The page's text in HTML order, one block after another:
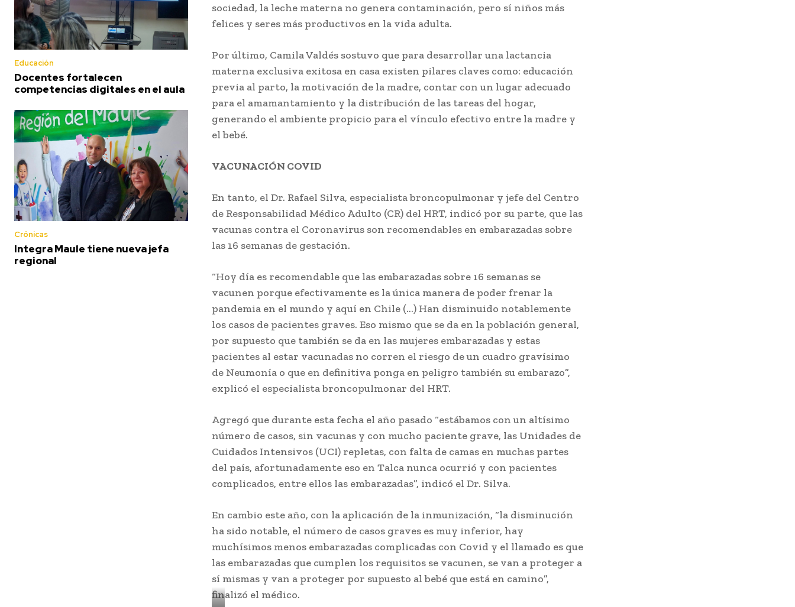
Educación
Docentes fortalecen
competencias digitales en el aula
Crónicas
Integra Maule tiene nueva jefa
regional
sociedad, la leche materna no genera contaminación, pero sí niños más
felices y seres más productivos en la vida adulta.
Por último, Camila Valdés sostuvo que para desarrollar una lactancia
materna exclusiva exitosa en casa existen pilares claves como: educación
previa al parto, la motivación de la madre, contar con un lugar adecuado
para el amamantamiento y la distribución de las tareas del hogar,
generando el ambiente propicio para el vínculo efectivo entre la madre y
el bebé.
VACUNACIÓN COVID
En tanto, el Dr. Rafael Silva, especialista broncopulmonar y jefe del Centro
de Responsabilidad Médico Adulto (CR) del HRT, indicó por su parte, que las
vacunas contra el Coronavirus son recomendables en embarazadas sobre
las 16 semanas de gestación.
“Hoy día es recomendable que las embarazadas sobre 16 semanas se
vacunen porque efectivamente es la única manera de poder frenar la
pandemia en el mundo y aquí en Chile (…) Han disminuido notablemente
los casos de pacientes graves. Eso mismo que se da en la población general,
por supuesto que también se da en las mujeres embarazadas y estas
pacientes al estar vacunadas no corren el riesgo de un cuadro gravísimo
de Neumonía o que en definitiva ponga en peligro también su embarazo”,
explicó el especialista broncopulmonar del HRT.
Agregó que durante esta fecha el año pasado “estábamos con un altísimo
número de casos, sin vacunas y con mucho paciente grave, las Unidades de
Cuidados Intensivos (UCI) repletas, con falta de camas en muchas partes
del país, afortunadamente eso en Talca nunca ocurrió y con pacientes
complicados, entre ellos las embarazadas”, indicó el Dr. Silva.
En cambio este año, con la aplicación de la inmunización, “la disminución
ha sido notable, el número de casos graves es muy inferior, hay
muchísimos menos embarazadas complicadas con Covid y el llamado es que
las embarazadas que cumplen los requisitos se vacunen, se van a proteger a
sí mismas y van a proteger por supuesto al bebé que está en camino”,
finalizó el médico.